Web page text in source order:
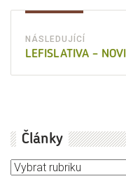
NÁSLEDUJÍCÍ
Následující
LEFISLATIVA –
Články
Články